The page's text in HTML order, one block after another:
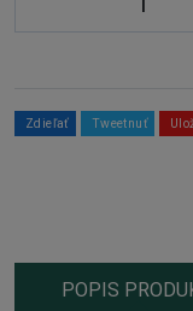
Zdieľať Tweetnuť
POPIS